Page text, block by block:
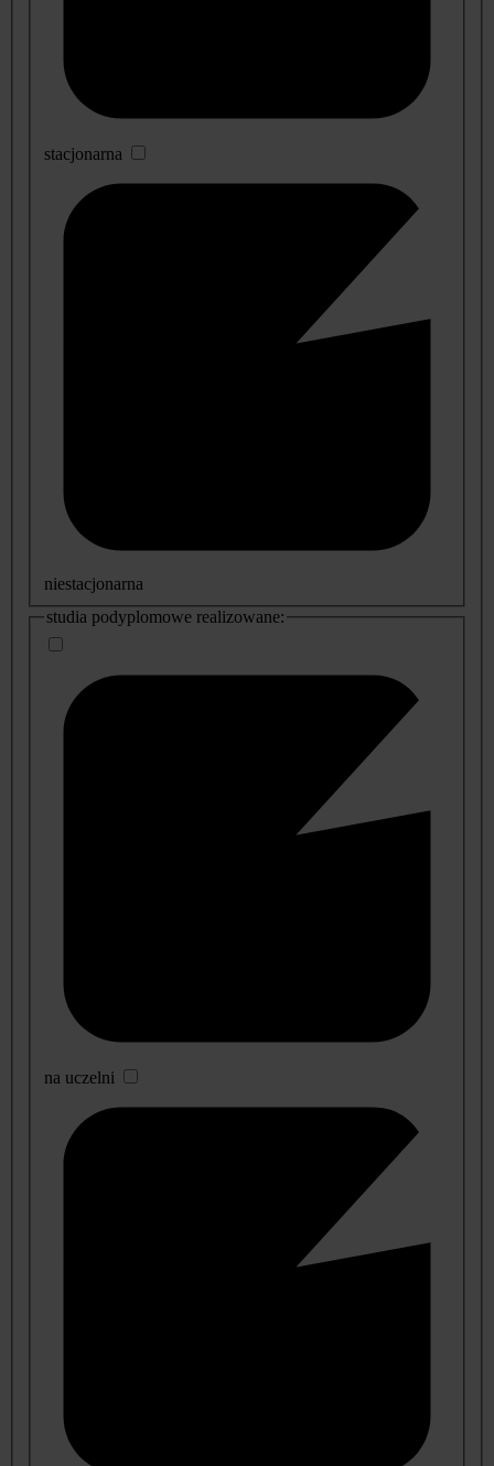
stacjonarna
niestacjonarna
studia podyplomowe realizowane:
na uczelni